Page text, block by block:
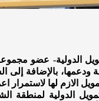
الدولية- عضو
بالإضافة
الازم لها لاستمرار
الدولية لمنطقة